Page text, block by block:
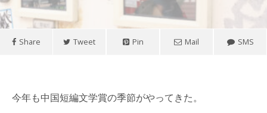
Share Tweet Pin Mail SMS
今年も中国短編文学賞の季節がやってきた。